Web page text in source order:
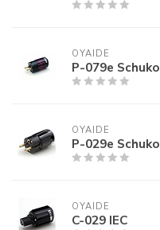
OYAIDE
P-079e Schuko
OYAIDE
P-029e Schuko
OYAIDE
C-029 IEC